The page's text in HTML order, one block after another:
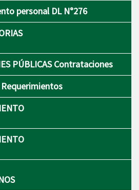
personal DL N°276
PÚBLICAS Contrataciones